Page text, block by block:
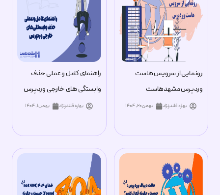
دیجیتال مارکتینگ
امنیت
سایر مقالات
رونمایی از سرویس هاست
وردپرس مشهدهاست
بهاره قلندرنژاد بهمن ۲۰, ۱۴۰۴
راهنمای کامل و عملی حذف
وابستگی های خارجی وردپرس
بهاره قلندرنژاد بهمن ۱, ۱۴۰۴